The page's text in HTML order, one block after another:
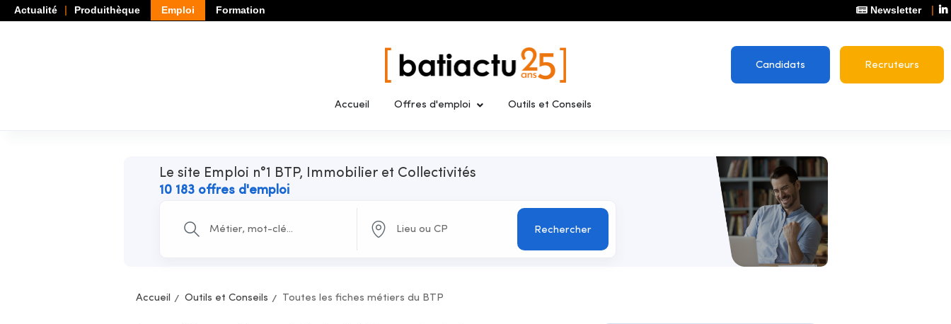
Actualité Produithèque Emploi Formation Newsletter
Candidats Recruteurs
Accueil Offres d'emploi Outils et Conseils
Le site Emploi n°1 BTP, Immobilier et Collectivités
10 183 offres d'emploi
Rechercher
Accueil Outils et Conseils Toutes les fiches métiers du BTP